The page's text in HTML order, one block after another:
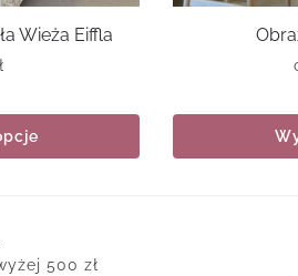
Wieża Eiffla
500 zł